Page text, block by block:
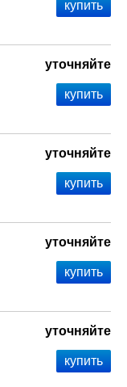
уточняйте
уточняйте
уточняйте
уточняйте